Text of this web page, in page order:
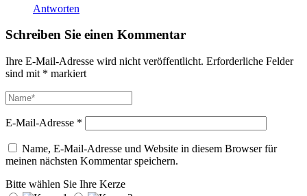
Antworten
Schreiben Sie einen Kommentar
Ihre E-Mail-Adresse wird nicht veröffentlicht. Erforderliche Felder
sind mit * markiert
E-Mail-Adresse *
Name, E-Mail-Adresse und Website in diesem Browser für
meinen nächsten Kommentar speichern.
Bitte wählen Sie Ihre Kerze